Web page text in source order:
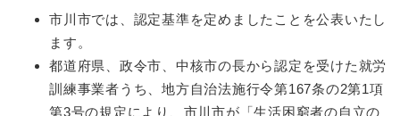
市川市では、認定基準を定めましたことを公表いたし
ます。
都道府県、政令市、中核市の長から認定を受けた就労
訓練事業者うち、地方自治法施行令第167条の2第1項
第3号の規定により、市川市が「生活困窮者の自立の